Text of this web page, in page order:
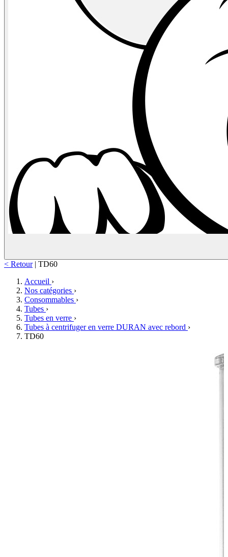
< Retour | TD60
Accueil ›
Nos catégories ›
Consommables ›
Tubes ›
Tubes en verre ›
Tubes à centrifuger en verre DURAN avec rebord ›
TD60